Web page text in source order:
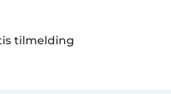
tilmelding